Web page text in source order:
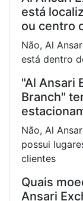
está
ou centro
Não, Al
está dentro
"Al Ansari
Branch"
Não, Al
possui
clientes
Quais
Ansari